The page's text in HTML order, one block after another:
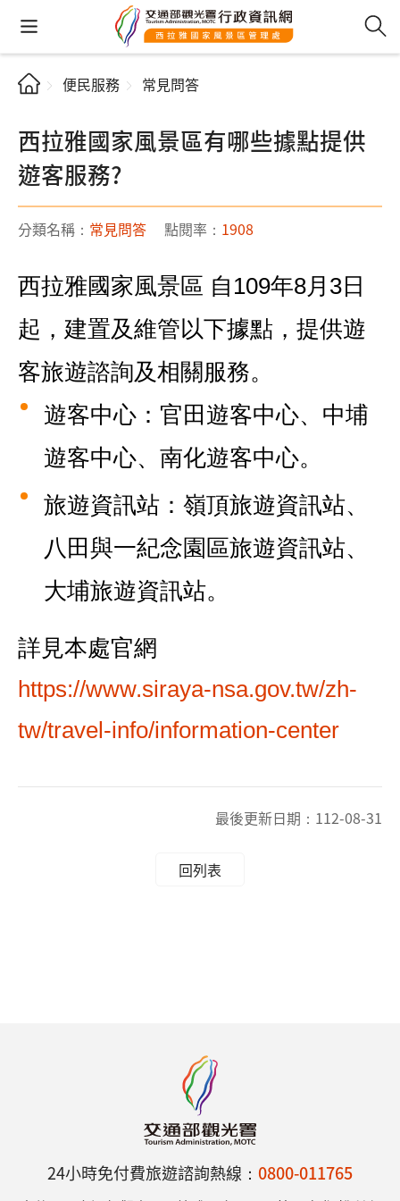
便民服務 常見問答
西拉雅國家風景區有哪些據點提供
遊客服務?
分類名稱： 常見問答 點閱率： 1908
西拉雅國家風景區 自109年8月3日
起，建置及維管以下據點，提供遊
客旅遊諮詢及相關服務。
遊客中心：官田遊客中心、中埔
遊客中心、南化遊客中心。
旅遊資訊站：嶺頂旅遊資訊站、
八田與一紀念園區旅遊資訊站、
大埔旅遊資訊站。
詳見本處官網
https://www.siraya-nsa.gov.tw/zh-
tw/travel-info/information-center
最後更新日期： 112-08-31
回列表
24小時免付費旅遊諮詢熱線： 0800-011765